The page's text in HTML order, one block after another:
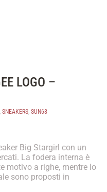
LOGO –
, SNEAKERS, SUN68
Big Stargirl con un
La fodera interna è
motivo a righe, mentre lo
sono proposti in